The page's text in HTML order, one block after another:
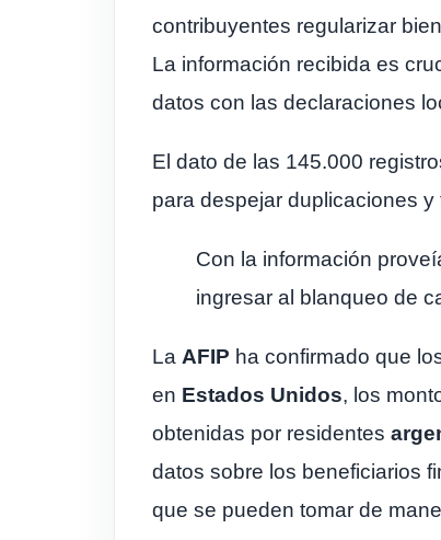
contribuyentes regularizar
La información recibida es
datos con las declaraciones
El dato de las 145.000
para despejar duplicaciones y
Con la información
ingresar al blanqueo de
La AFIP ha confirmado que
en Estados Unidos, los
obtenidas por residentes
datos sobre los beneficiarios
que se pueden tomar de